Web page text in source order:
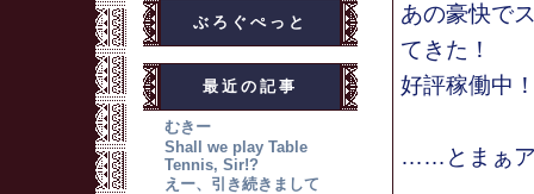
ぶろぐぺっと
最近の記事
むきー
Shall we play Table
Tennis, Sir!?
えー、引き続きまして
あの豪快で
てきた！
好評稼働
……とまぁア